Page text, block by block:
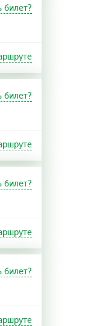
билет?
билет?
билет?
билет?